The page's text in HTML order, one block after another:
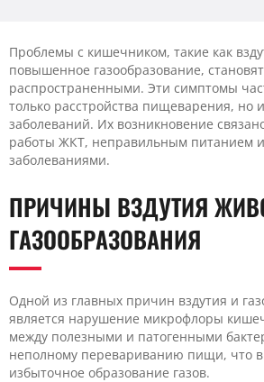
Проблемы с кишечником, такие как
повышенное газообразование,
распространенными. Эти симптомы
только расстройства пищеварения, но
заболеваний. Их возникновение
работы ЖКТ, неправильным питанием
заболеваниями.
ПРИЧИНЫ ВЗДУТИЯ
ГАЗООБРАЗОВАНИЯ
Одной из главных причин вздутия и
является нарушение микрофлоры
между полезными и патогенными
неполному перевариванию пищи, что
избыточное образование газов.